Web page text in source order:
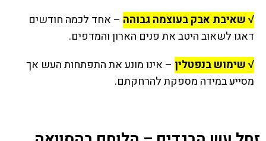
√ שאיבת אבק בעוצמה גבוהה – אחד לכמה חודשים
דאגו לשאוב היטב את פנים הארון והמדפים.
√ שימוש בנפטלין – אינו מונע את התפתחות העש אך
מסייע במידה מספקת להרחקתם.